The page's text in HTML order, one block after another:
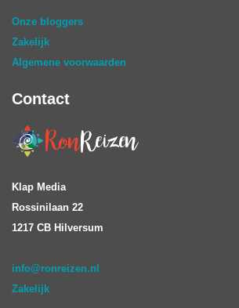
Onze bloggers
Zakelijk
Algemene voorwaarden
Contact
Klap Media
Rossinilaan 22
1217 CB Hilversum
info@ronreizen.nl
Zakelijk